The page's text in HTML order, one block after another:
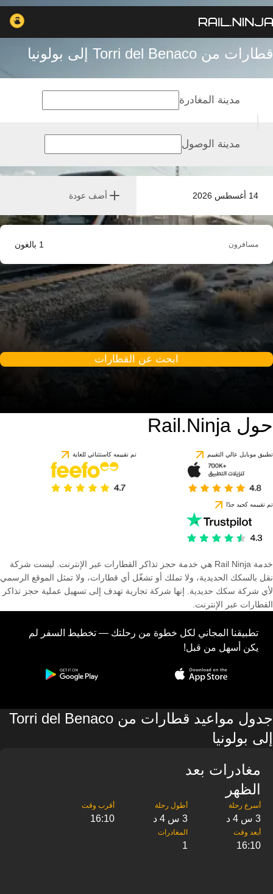
قطارات من Torri del Benaco إلى بولونيا
14 أغسطس 2026 أضف عودة
مدينة المغادرة
مدينة الوصول
مسافرون 1 بالغون
ابحث عن القطارات
حول Rail.Ninja
تطبيق موبايل عالي التقييم تم تقييمه كاستثنائي للغاية
تم تقييمه كجيد جدًا
خدمة Rail Ninja هي خدمة حجز تذاكر القطارات عبر الإنترنت. ليست شركة
نقل بالسكك الحديدية، ولا تملك أو تشغّل أي قطارات، ولا تمثل الموقع الرسمي
لأي شركة سكك حديدية. إنها شركة تجارية تهدف إلى تسهيل عملية حجز تذاكر
القطارات عبر الإنترنت.
تطبيقنا المجاني لكل خطوة من رحلتك — تخطيط السفر لم
يكن أسهل من قبل!
جدول مواعيد قطارات من Torri del Benaco
إلى بولونيا
مغادرات بعد
الظهر
3 س 4 د 3 س 4 د 16:10
16:10
1